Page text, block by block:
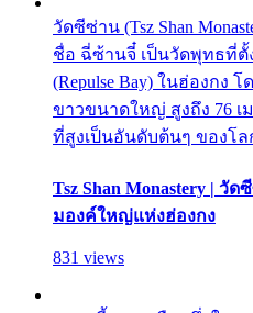
วัดซีซ่าน (Tsz Shan
ชื่อ ฉี่ซ้านจี๋ เป็นวัดพุทธที่ตั้
(Repulse Bay) ในฮ่องกง
ขาวขนาดใหญ่ สูงถึง 76 เ
ที่สูงเป็นอันดับต้นๆ ของโล
Tsz Shan Monastery | วั
มองค์ใหญ่แห่งฮ่องกง
831 views